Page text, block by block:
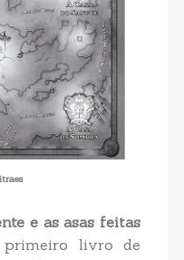
e as asas feitas
primeiro livro de